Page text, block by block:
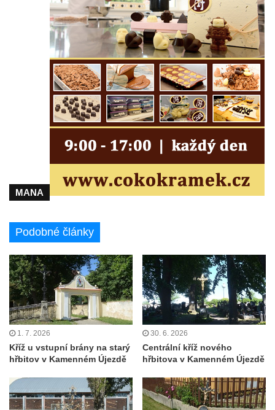
Lissnerův kříž u domu čp. 39 v
Mikulášovicích
Hampelův kříž u bývalých kasáren v
Mikulášovicích
Marchnerův (Zelený) kříž naproti domu čp.
35 v Mikulášovicích
Schneiderův kříž před domem čp. 55 v
Kříž na Kostelní stezce v Mikulášovicích
Maazův kříž na Kostelní stezce v
Mikulášovicích
Mikulášovicích
Franzeho kříž u domu čp. 356 v
Mikulášovicích
Hammerberský kříž na křižovatce mezi
domy čp. 739 a 758 v Mikulášovicích
Kříž Johannese Herlta poblíž domu čp. 428
v Mikulášovicích
Drascheho kříž na zahradě domu čp. 915 v
Mikulášovicích
Hillův kříž u domu čp. 436 v Mikulášovicích
Hampelův kříž západně od dolního nádraží
MANA
Podobné články
1. 7. 2026
Kříž u vstupní brány na starý
hřbitov v Kamenném Újezdě
30. 6. 2026
Centrální kříž nového
hřbitova v Kamenném Újezdě